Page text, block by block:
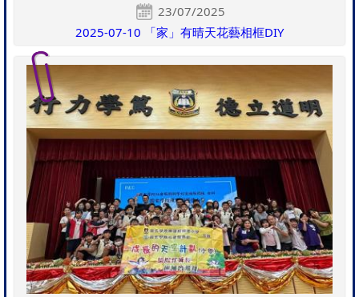
23/07/2025
2025-07-10 「家」有晴天花藝相框DIY